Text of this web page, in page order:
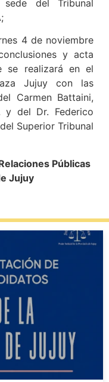
del Tribunal
4 de noviembre
y acta
se realizará en el
Jujuy con las
Carmen Battaini,
y del Dr. Federico
Superior Tribunal
Públicas
Jujuy